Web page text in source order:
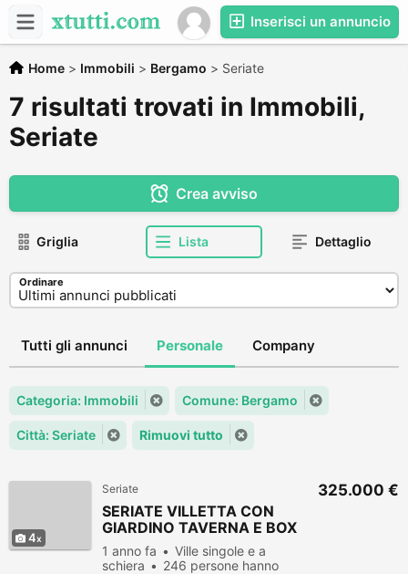
Inserisci un annuncio
Home > Immobili > Bergamo > Seriate
7 risultati trovati in Immobili,
Seriate
Crea avviso
Griglia Lista Dettaglio
Ordinare
Tutti gli annunci Personale Company
Categoria: Immobili Comune: Bergamo
Città: Seriate Rimuovi tutto
4
Seriate
SERIATE VILLETTA CON
GIARDINO TAVERNA E BOX
DOPPIO
1 anno fa
Ville singole e a
schiera
246 persone hanno
325.000 €